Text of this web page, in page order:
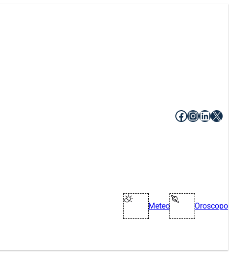
Facebook
X
Meteo Oroscopo